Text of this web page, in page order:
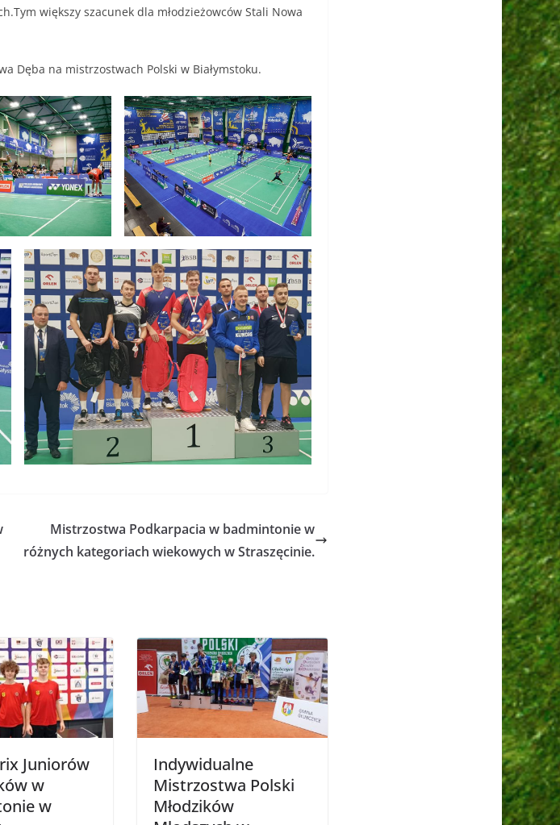
większy szacunek dla młodzieżowców Stali Nowa
Dęba na mistrzostwach Polski w Białymstoku.
Mistrzostwa Podkarpacia w badmintonie w
różnych kategoriach wiekowych w Straszęcinie.
Juniorów
w
w
Indywidualne
Mistrzostwa Polski
Młodzików